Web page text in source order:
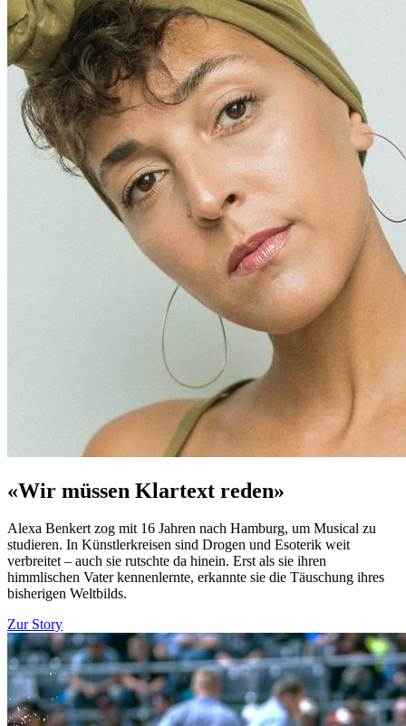
«Wir müssen Klartext reden»
Alexa Benkert zog mit 16 Jahren nach Hamburg, um Musical zu
studieren. In Künstlerkreisen sind Drogen und Esoterik weit
verbreitet – auch sie rutschte da hinein. Erst als sie ihren
himmlischen Vater kennenlernte, erkannte sie die Täuschung ihres
bisherigen Weltbilds.
Zur Story